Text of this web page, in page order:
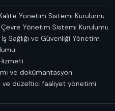
Yönetim Sistemi Kurulumu
Çevre Yönetim Sistemi Kurulumu
Sağlığı ve Güvenliği Yönetim
ve dokümantasyon
ve düzeltici faaliyet yönetimi